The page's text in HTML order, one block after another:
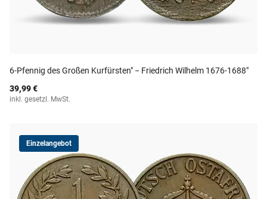
6-Pfennig des Großen Kurfürsten" − Friedrich Wilhelm 1676-1688"
39,99 €
inkl. gesetzl. MwSt.
Einzelangebot